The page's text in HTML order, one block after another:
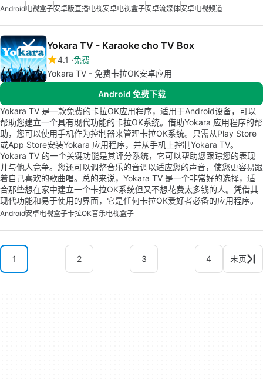
Android电视盒子安卓版直播电视安卓电视盒子安卓流媒体安卓电视频道
Yokara TV - Karaoke cho TV Box
4.1 免费
Yokara TV - 免费卡拉OK安卓应用
Android 免费下载
Yokara TV 是一款免费的卡拉OK应用程序，适用于Android设备，可以
帮助您建立一个具有现代功能的卡拉OK系统。借助Yokara 应用程序的帮
助，您可以使用手机作为控制器来管理卡拉OK系统。只需从Play Store
或App Store安装Yokara 应用程序，并从手机上控制Yokara TV。
Yokara TV 的一个关键功能是其评分系统，它可以帮助您跟踪您的表现
并与他人竞争。您还可以调整音乐的音调以适应您的声音，使您更容易跟
着自己喜欢的歌曲唱。总的来说，Yokara TV 是一个非常好的选择，适
合那些想在家中建立一个卡拉OK系统但又不想花费太多钱的人。凭借其
现代功能和易于使用的界面，它是任何卡拉OK爱好者必备的应用程序。
Android安卓电视盒子卡拉OK音乐电视盒子
1 2 3 4 末页